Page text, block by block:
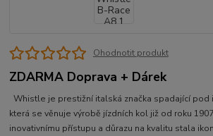
Ohodnotit produkt
ZDARMA Doprava + Dárek
Whistle je prestižní italská značka spadající pod
která se věnuje výrobě jízdních kol již od roku
inovativnímu přístupu a důrazu na kvalitu stala